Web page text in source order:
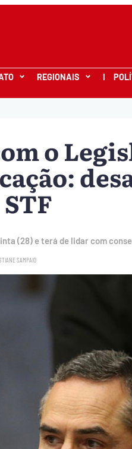
REGIONAIS I
o
(28) e terá de lidar com
SAMPAIO